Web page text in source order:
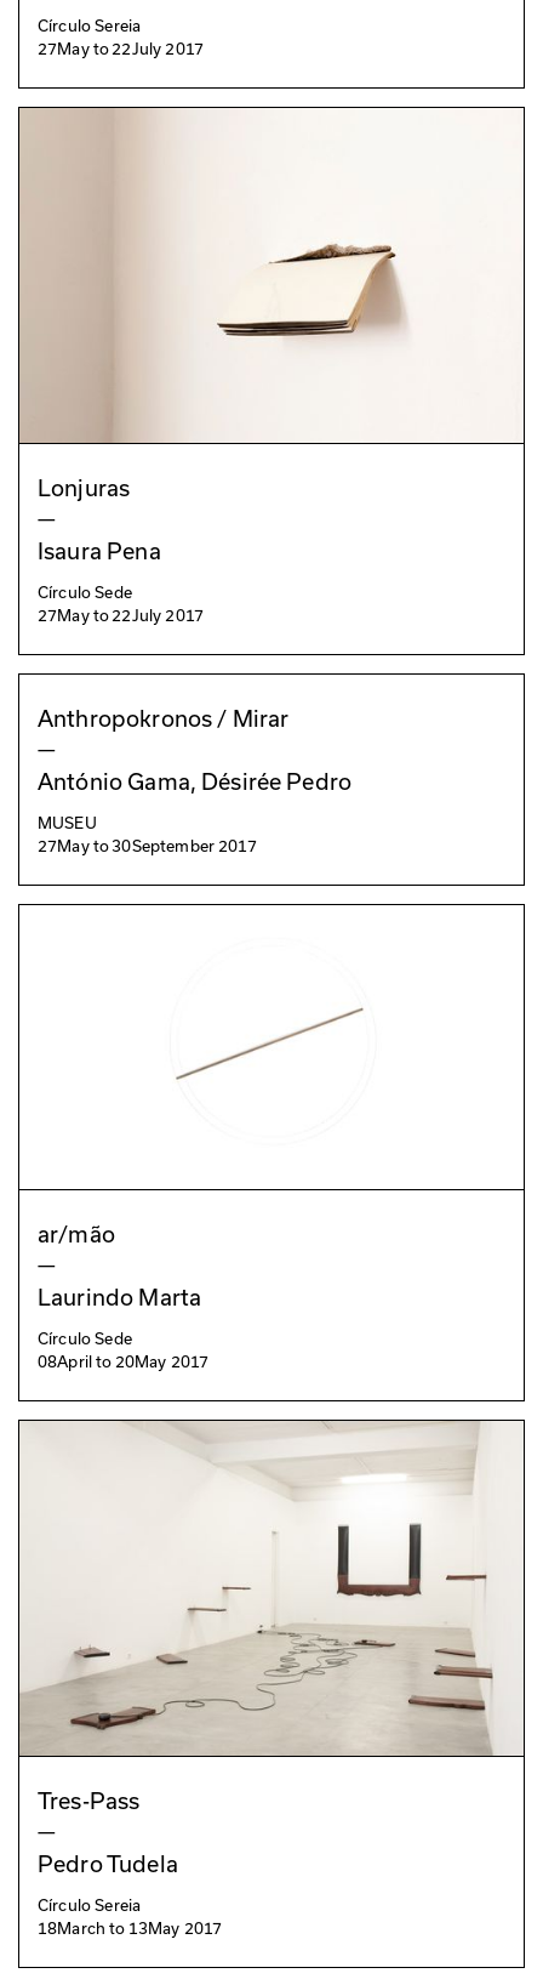
Círculo Sereia
27May to22July 2017
Lonjuras
—
Isaura Pena
Círculo Sede
27May to22July 2017
Anthropokronos / Mirar
—
António Gama, Désirée Pedro
MUSEU
27May to30September 2017
ar/mão
—
Laurindo Marta
Círculo Sede
08Aprilto 20May 2017
Tres-Pass
—
Pedro Tudela
Círculo Sereia
18March to 13May 2017